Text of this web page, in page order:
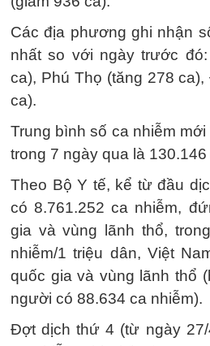
Các địa phương ghi nhận
nhất so với ngày trước
ca), Phú Thọ (tăng 278
ca).
Trung bình số ca nhiễm
trong 7 ngày qua là 130.146
Theo Bộ Y tế, kể từ đầu
có 8.761.252 ca nhiễm,
gia và vùng lãnh thổ,
nhiễm/1 triệu dân, Việt
quốc gia và vùng lãnh thổ
người có 88.634 ca nhiễm).
Đợt dịch thứ 4 (từ ngày